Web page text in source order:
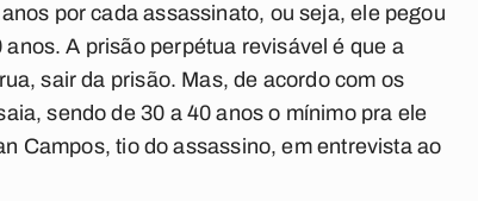
por cada assassinato, ou seja, ele pegou
A prisão perpétua revisável é que a
sair da prisão. Mas, de acordo com os
sendo de 30 a 40 anos o mínimo pra ele
Campos, tio do assassino, em entrevista ao